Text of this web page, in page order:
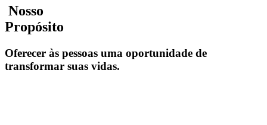
Nosso
Propósito
Oferecer às pessoas uma oportunidade de
transformar suas vidas.